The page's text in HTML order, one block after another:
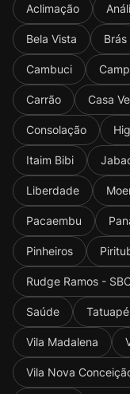
Aclimação
Bela Vista Brás
Cambuci
Carrão Casa
Consolação
Itaim Bibi
Liberdade
Pacaembu
Pinheiros
Rudge Ramos -
Saúde Tatuapé
Vila Madalena
Vila Nova